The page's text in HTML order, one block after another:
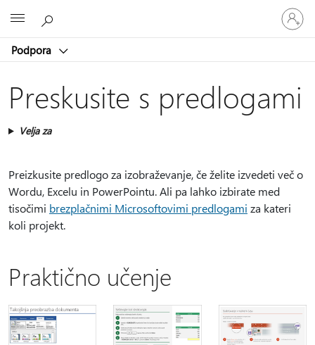
Podpora
Vpišite
se
v
račun
Preskusite s predlogami
Velja za
Preizkusite predlogo za izobraževanje, če želite izvedeti več o
Wordu, Excelu in PowerPointu. Ali pa lahko izbirate med
tisočimi brezplačnimi Microsoftovimi predlogami za kateri
koli projekt.
Praktično učenje